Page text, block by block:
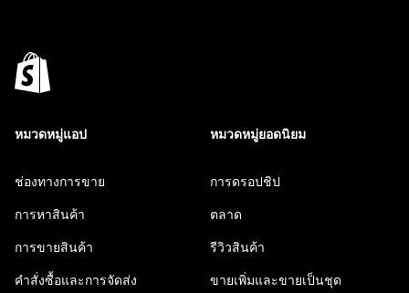
หมวดหมู่แอป
ช่องทางการขาย
การหาสินค้า
การขายสินค้า
คำสั่งซื้อและการจัดส่ง
หมวดหมู่ยอดนิยม
การดรอปชิป
ตลาด
รีวิวสินค้า
ขายเพิ่มและขายเป็นชุด